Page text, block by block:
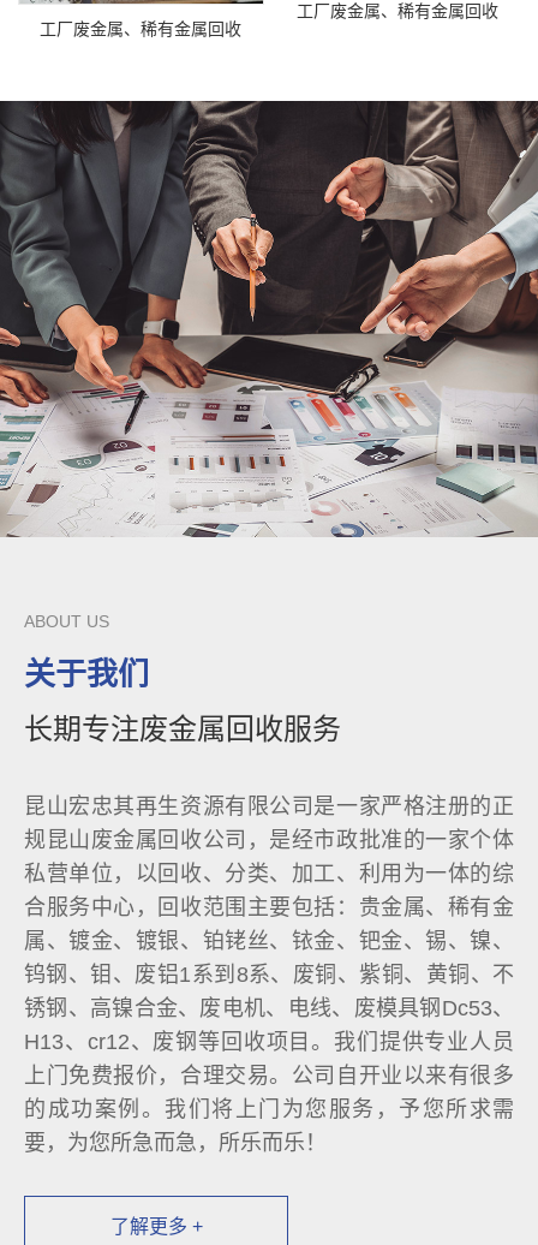
工厂废金属、稀有金属回收
工厂废金属、稀有金属回收
ABOUT US
关于我们
长期专注废金属回收服务
昆山宏忠其再生资源有限公司是一家严格注册的正
规昆山废金属回收公司，是经市政批准的一家个体
私营单位，以回收、分类、加工、利用为一体的综
合服务中心，回收范围主要包括：贵金属、稀有金
属、镀金、镀银、铂铑丝、铱金、钯金、锡、镍、
钨钢、钼、废铝1系到8系、废铜、紫铜、黄铜、不
锈钢、高镍合金、废电机、电线、废模具钢Dc53、
H13、cr12、废钢等回收项目。我们提供专业人员
上门免费报价，合理交易。公司自开业以来有很多
的成功案例。我们将上门为您服务，予您所求需
要，为您所急而急，所乐而乐！
了解更多 +